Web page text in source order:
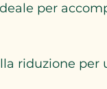
per
riduzione per